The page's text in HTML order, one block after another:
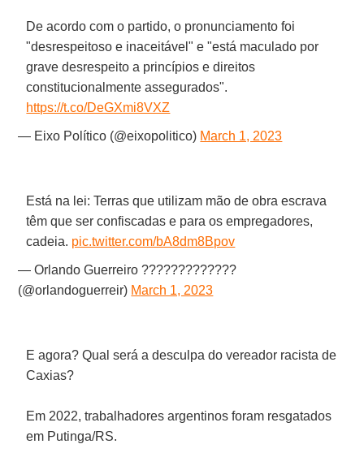
De acordo com o partido, o pronunciamento foi
"desrespeitoso e inaceitável" e "está maculado por
grave desrespeito a princípios e direitos
constitucionalmente assegurados".
https://t.co/DeGXmi8VXZ
— Eixo Político (@eixopolitico) March 1, 2023
Está na lei: Terras que utilizam mão de obra escrava
têm que ser confiscadas e para os empregadores,
cadeia. pic.twitter.com/bA8dm8Bpov
— Orlando Guerreiro ?????????????
(@orlandoguerreir) March 1, 2023
E agora? Qual será a desculpa do vereador racista de
Caxias?
Em 2022, trabalhadores argentinos foram resgatados
em Putinga/RS.